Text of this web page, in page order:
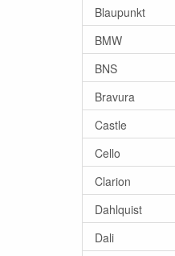
Blaupunkt
BMW
BNS
Bravura
Castle
Cello
Clarion
Dahlquist
Dali